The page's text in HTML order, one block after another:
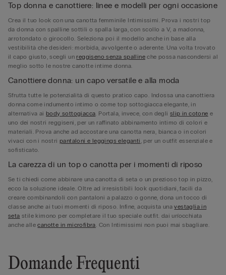
Top donna e canottiere: linee e modelli per ogni occasione
Crea il tuo look con una canotta femminile Intimissimi. Prova i nostri top
da donna con spalline sottili o spalla larga, con scollo a V, a madonna,
arrotondato o girocollo. Seleziona poi il modello anche in base alla
vestibilità che desideri: morbida, avvolgente o aderente. Una volta trovato
il capo giusto, scegli unreggiseno senza spalline che possa nascondersi al
meglio sotto le nostre canotte intime donna.
Canottiere donna: un capo versatile e alla moda
Sfrutta tutte le potenzialità di questo pratico capo. Indossa una canottiera
donna come indumento intimo o come top sottogiacca elegante, in
alternativa aibody sottogiacca. Portala, invece, con deglislip in cotone e
uno dei nostri reggiseni, per un raffinato abbinamento intimo di colori e
materiali. Prova anche ad accostare una canotta nera, bianca o in colori
vivaci con i nostripantaloni e leggings eleganti, per un outfit essenziale e
sofisticato.
La carezza di un top o canotta per i momenti di riposo
Se ti chiedi come abbinare una canotta di seta o un prezioso top in pizzo,
ecco la soluzione ideale. Oltre ad irresistibili look quotidiani, facili da
creare combinandoli con pantaloni a palazzo o gonne, dona un tocco di
classe anche ai tuoi momenti di riposo. Infine, acquista unavestaglia in
seta stile kimono per completare il tuo speciale outfit. dai un'occhiata
anche allecanotte in microfibra. Con Intimissimi non puoi mai sbagliare.
Domande Frequenti